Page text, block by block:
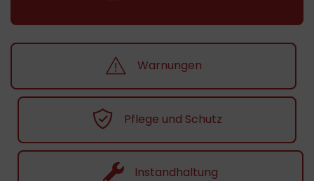
Warnungen
Pflege und Schutz
Instandhaltung